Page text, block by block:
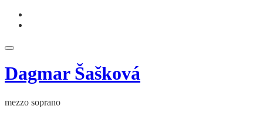
Aller
Déplier
navigation
Dagmar Šašková
mezzo soprano